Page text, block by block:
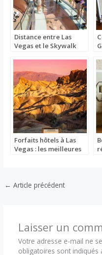
Distance entre Las
Vegas et le Skywalk
Forfaits hôtels à Las
Vegas : les meilleures
← Article précédent
Laisser un
Votre adresse e-mail ne
obligatoires sont indiqués